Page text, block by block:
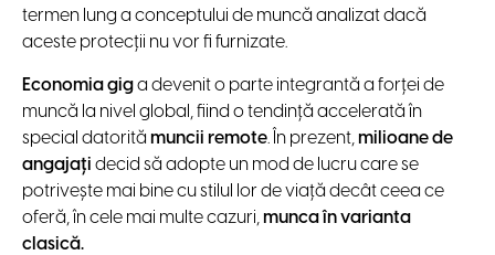
termen lung a conceptului de muncă analizat dacă
aceste protecții nu vor fi furnizate.
Economia giga devenit o parte integrantă a forței de
muncă la nivel global, fiind o tendință accelerată în
special datorită muncii remote. În prezent,milioane de
angajați decid să adopte un mod de lucru care se
potrivește mai bine cu stilul lor de viață decât ceea ce
oferă, în cele mai multe cazuri,munca în varianta
clasică.